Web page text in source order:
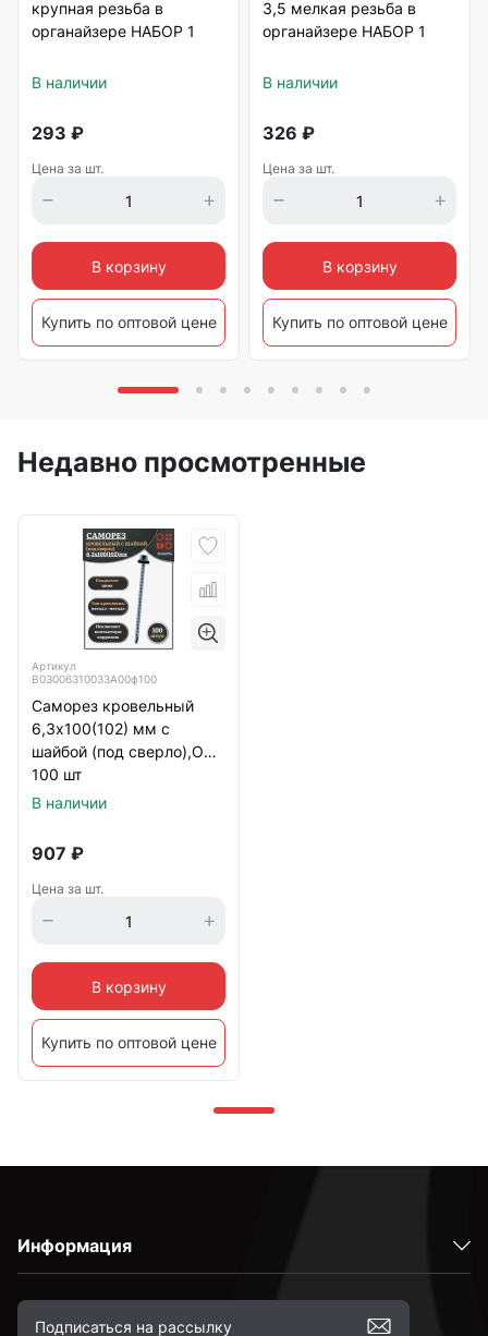
крупная резьба в
органайзере НАБОР 1
В наличии
293 ₽
Цена за шт.
В корзину
Купить по оптовой цене
3,5 мелкая резьба в
органайзере НАБОР 1
В наличии
326 ₽
Цена за шт.
В корзину
Купить по оптовой цене
Недавно просмотренные
Артикул
B03006310033A00ф100
Саморез кровельный
6,3х100(102) мм с
шайбой (под сверло),ОЦ
100 шт
В наличии
907 ₽
Цена за шт.
В корзину
Купить по оптовой цене
Информация